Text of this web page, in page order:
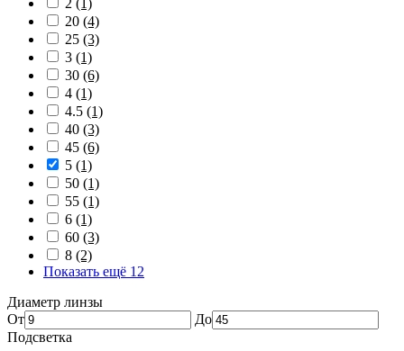
2 (1)
20 (4)
25 (3)
3 (1)
30 (6)
4 (1)
4.5 (1)
40 (3)
45 (6)
5 (1)
50 (1)
55 (1)
6 (1)
60 (3)
8 (2)
Показать ещё 12
Диаметр линзы
От
До
Подсветка